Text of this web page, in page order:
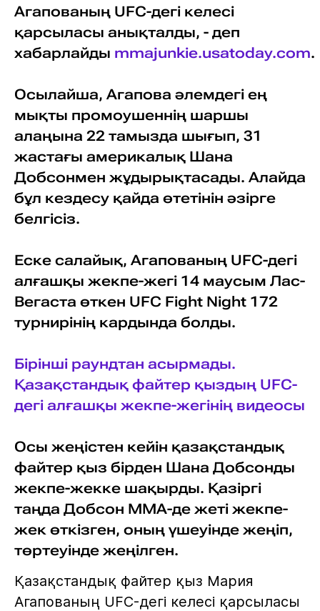
Агапованың UFC-дегі келесі
қарсыласы анықталды, - деп
хабарлайды mmajunkie.usatoday.com.
Осылайша, Агапова әлемдегі ең
мықты промоушеннің шаршы
алаңына 22 тамызда шығып, 31
жастағы америкалық Шана
Добсонмен жұдырықтасады. Алайда
бұл кездесу қайда өтетінін әзірге
белгісіз.
Еске салайық, Агапованың UFC-дегі
алғашқы жекпе-жегі 14 маусым Лас-
Вегаста өткен UFC Fight Night 172
турнирінің кардында болды.
Бірінші раундтан асырмады.
Қазақстандық файтер қыздың UFC-
дегі алғашқы жекпе-жегінің видеосы
Осы жеңістен кейін қазақстандық
файтер қыз бірден Шана Добсонды
жекпе-жекке шақырды. Қазіргі
таңда Добсон ММА-де жеті жекпе-
жек өткізген, оның үшеуінде жеңіп,
төртеуінде жеңілген.
Қазақстандық файтер қыз Мария
Агапованың UFC-дегі келесі қарсыласы